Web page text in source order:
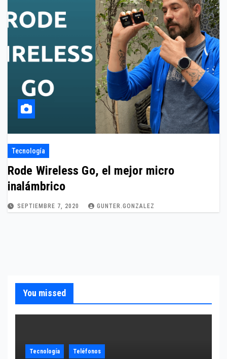
Tecnología
Rode Wireless Go, el mejor micro
inalámbrico
SEPTIEMBRE 7, 2020 GUNTER.GONZALEZ
You missed
Tecnología Teléfonos